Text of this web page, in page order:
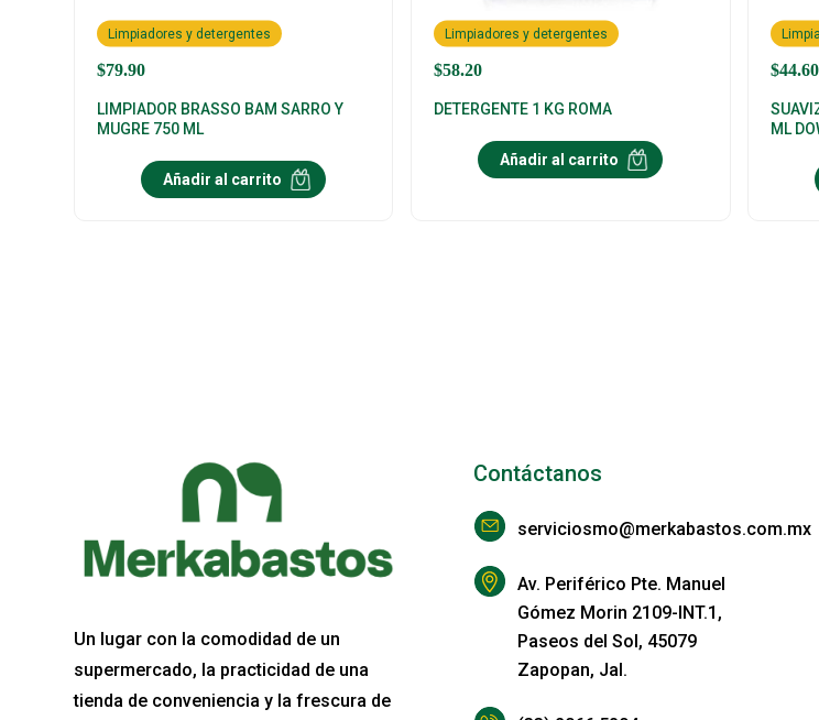
$79.90
Limpiadores y detergentes
LIMPIADOR BRASSO BAM SARRO Y
MUGRE 750 ML
Añadir al carrito
$58.20
Limpiadores y detergentes
DETERGENTE 1 KG ROMA
Añadir al carrito
$44.60
ML
Un lugar con la comodidad de un
supermercado, la practicidad de una
tienda de conveniencia y la frescura de
Contáctanos
serviciosmo@merkabastos.com.mx
Av. Periférico Pte. Manuel
Gómez Morin 2109-INT.1,
Paseos del Sol, 45079
Zapopan, Jal.